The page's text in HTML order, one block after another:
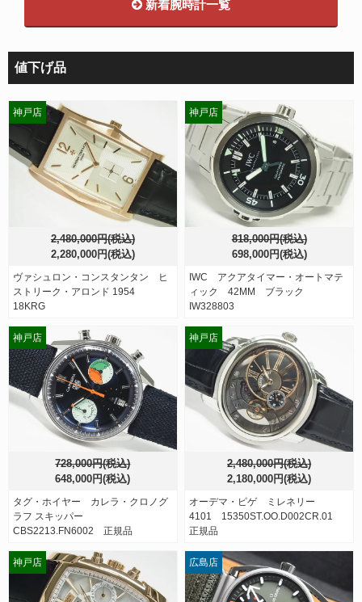
新着腕時計一覧
値下げ品
2,480,000円(税込)
2,280,000円(税込)
ヴァシュロン・コンスタンタン ヒ
ストリーク・アロンド 1954
18KRG
神戸店
818,000円(税込)
698,000円(税込)
IWC アクアタイマー・オートマテ
ィック 42MM ブラック
IW328803
神戸店
728,000円(税込)
648,000円(税込)
タグ・ホイヤー カレラ・クロノグ
ラフ スキッパー
CBS2213.FN6002 正規品
神戸店
2,480,000円(税込)
2,180,000円(税込)
オーデマ・ピゲ ミレネリー
4101 15350ST.OO.D002CR.01
正規品
神戸店
神戸店 広島店